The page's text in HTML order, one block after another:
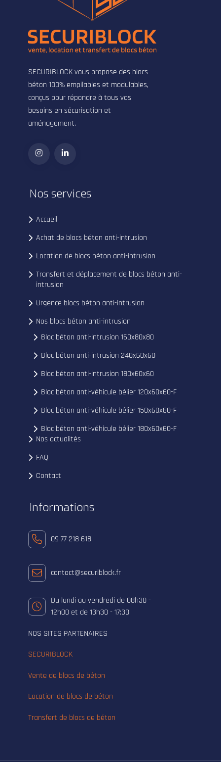
SECURIBLOCK vous propose des blocs
béton 100% empilables et modulables,
conçus pour répondre à tous vos
besoins en sécurisation et
aménagement.
Nos services
Accueil
Achat de blocs béton anti-intrusion
Location de blocs béton anti-intrusion
Transfert et déplacement de blocs béton anti-
intrusion
Urgence blocs béton anti-intrusion
Nos blocs béton anti-intrusion
Bloc béton anti-intrusion 160x80x80
Bloc béton anti-intrusion 240x60x60
Bloc béton anti-intrusion 180x60x60
Bloc béton anti-véhicule bélier 120x60x60-F
Bloc béton anti-véhicule bélier 150x60x60-F
Bloc béton anti-véhicule bélier 180x60x60-F
Nos actualités
FAQ
Contact
Informations
09 77 218 618
contact@securiblock.fr
Du lundi au vendredi de 08h30 -
12h00 et de 13h30 - 17:30
NOS SITES PARTENAIRES
SECURIBLOCK
Vente de blocs de béton
Location de blocs de béton
Transfert de blocs de béton